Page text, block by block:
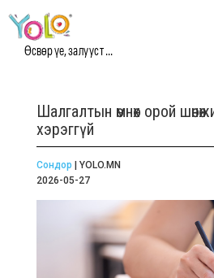
Өсвөр үе, залууст ...
Шалгалтын өмнөх орой
хэрэггүй
Сондор | YOLO.MN
2026-05-27